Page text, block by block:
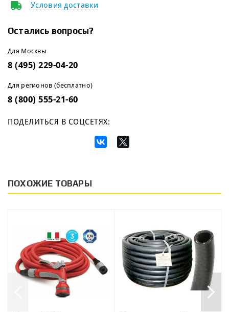
Условия доставки
Остались вопросы?
Для Москвы
8 (495) 229-04-20
Для регионов (бесплатно)
8 (800) 555-21-60
ПОДЕЛИТЬСЯ В СОЦСЕТЯХ:
ПОХОЖИЕ ТОВАРЫ